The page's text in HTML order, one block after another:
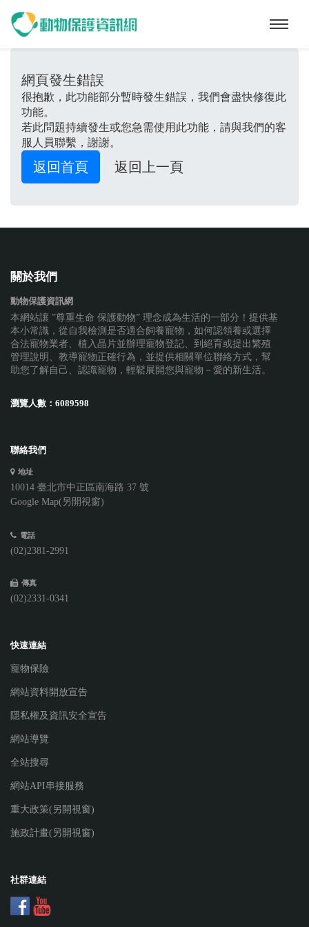
動物保護資訊網
網頁發生錯誤
很抱歉，此功能部分暫時發生錯誤，我們會盡快修復此
功能。
若此問題持續發生或您急需使用此功能，請與我們的客
服人員聯繫，謝謝。
返回首頁 返回上一頁
關於我們
動物保護資訊網
本網站讓 ”尊重生命 保護動物” 理念成為生活的一部分！提供基
本小常識，從自我檢測是否適合飼養寵物，如何認領養或選擇
合法寵物業者、植入晶片並辦理寵物登記、到絕育或提出繁殖
管理說明、教導寵物正確行為，並提供相關單位聯絡方式，幫
助您了解自己、認識寵物，輕鬆展開您與寵物－愛的新生活。
瀏覽人數： 6089598
聯絡我們
地址
10014 臺北市中正區南海路 37 號
Google Map(另開視窗)
電話
(02)2381-2991
傳真
(02)2331-0341
快速連結
寵物保險
網站資料開放宣告
隱私權及資訊安全宣告
網站導覽
全站搜尋
網站API串接服務
重大政策(另開視窗)
施政計畫(另開視窗)
社群連結